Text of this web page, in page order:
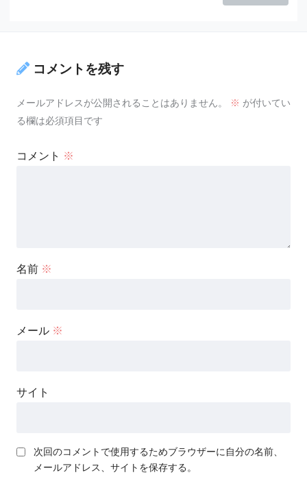
コメントを残す
メールアドレスが公開されることはありません。 ※ が付いてい
る欄は必須項目です
コメント ※
名前 ※
メール ※
サイト
次回のコメントで使用するためブラウザーに自分の名前、
メールアドレス、サイトを保存する。